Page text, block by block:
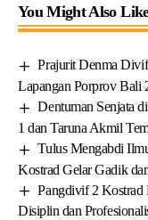
You Might Also
Prajurit Denma
Lapangan Porprov Bali
Dentuman Senjata
1 dan Taruna Akmil
Tulus Mengabdi
Kostrad Gelar Gadik
Pangdivif 2 Kostrad
Disiplin dan